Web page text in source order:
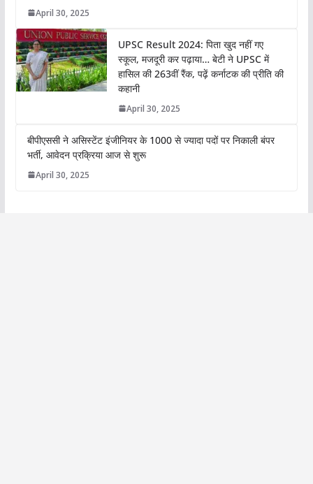
April 30, 2025
UPSC Result 2024: पिता खुद नहीं गए
स्कूल, मजदूरी कर पढ़ाया… बेटी ने UPSC में
हासिल की 263वीं रैंक, पढ़ें कर्नाटक की प्रीति की
कहानी
April 30, 2025
बीपीएससी ने असिस्टेंट इंजीनियर के 1000 से ज्यादा पदों पर निकाली बंपर
भर्ती, आवेदन प्रक्रिया आज से शुरू
April 30, 2025